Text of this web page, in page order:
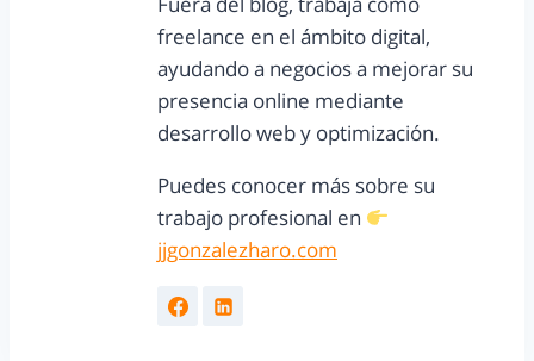
freelance en el ámbito digital,
ayudando a negocios a mejorar su
presencia online mediante
desarrollo web y optimización.
Puedes conocer más sobre su
trabajo profesional en
jjgonzalezharo.com